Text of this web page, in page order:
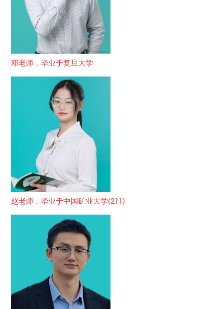
邓老师，毕业于复旦大学
赵老师，毕业于中国矿业大学(211)